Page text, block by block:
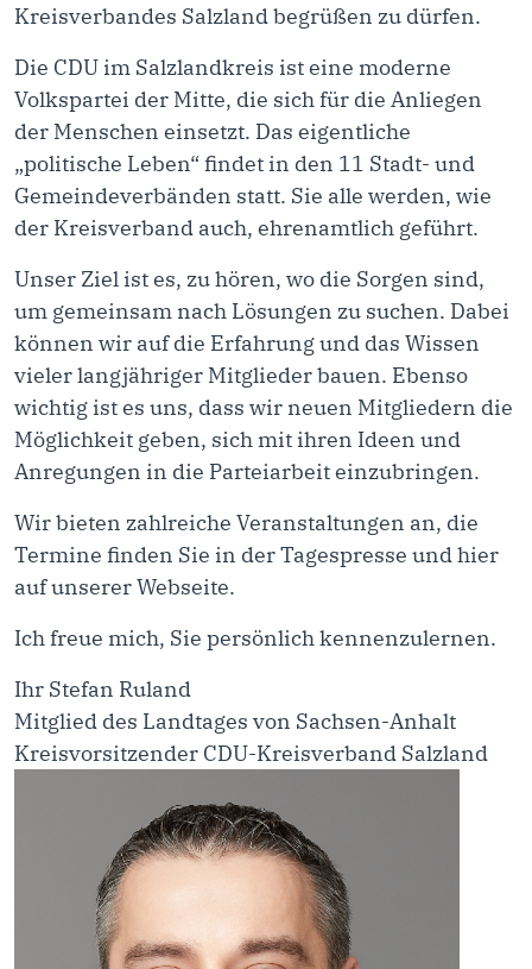
Kreisverbandes Salzland begrüßen zu dürfen.
Die CDU im Salzlandkreis ist eine moderne
Volkspartei der Mitte, die sich für die Anliegen
der Menschen einsetzt. Das eigentliche
„politische Leben“ findet in den 11 Stadt- und
Gemeindeverbänden statt. Sie alle werden, wie
der Kreisverband auch, ehrenamtlich geführt.
Unser Ziel ist es, zu hören, wo die Sorgen sind,
um gemeinsam nach Lösungen zu suchen. Dabei
können wir auf die Erfahrung und das Wissen
vieler langjähriger Mitglieder bauen. Ebenso
wichtig ist es uns, dass wir neuen Mitgliedern die
Möglichkeit geben, sich mit ihren Ideen und
Anregungen in die Parteiarbeit einzubringen.
Wir bieten zahlreiche Veranstaltungen an, die
Termine finden Sie in der Tagespresse und hier
auf unserer Webseite.
Ich freue mich, Sie persönlich kennenzulernen.
Ihr Stefan Ruland
Mitglied des Landtages von Sachsen-Anhalt
Kreisvorsitzender CDU-Kreisverband Salzland